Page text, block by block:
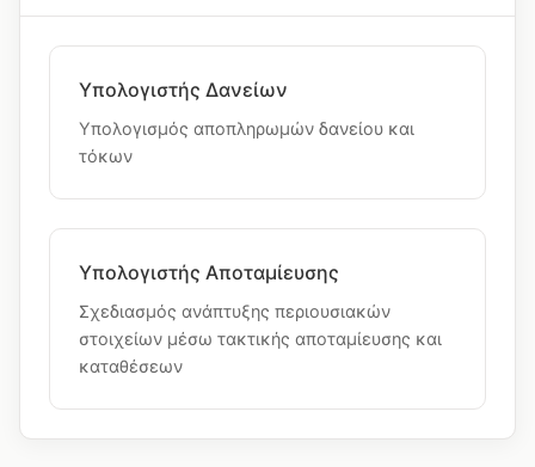
Υπολογιστής Δανείων
Υπολογισμός αποπληρωμών δανείου και
τόκων
Υπολογιστής Αποταμίευσης
Σχεδιασμός ανάπτυξης περιουσιακών
στοιχείων μέσω τακτικής αποταμίευσης και
καταθέσεων